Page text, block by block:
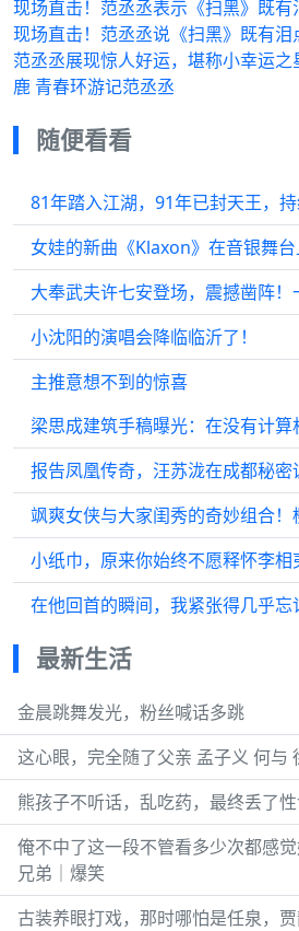
现场直击！范丞丞表示《扫黑》既
现场直击！范丞丞说《扫黑》既有泪
范丞丞展现惊人好运，堪称小幸运
鹿 青春环游记范丞丞
随便看看
女娃的新曲《Klaxon》在音银舞
小沈阳的演唱会降临临沂了！
主推意想不到的惊喜
报告凤凰传奇，汪苏泷在成都秘密
小纸巾，原来你始终不愿释怀李相
最新生活
金晨跳舞发光，粉丝喊话多跳
这心眼，完全随了父亲 孟子义 何与
熊孩子不听话，乱吃药，最终丢了
俺不中了这一段不管看多少次都感
兄弟｜爆笑
古装养眼打戏，那时哪怕是任泉，